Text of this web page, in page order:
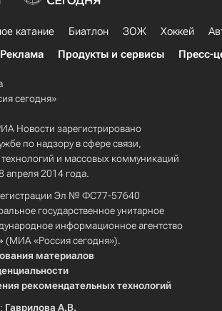
катание Биатлон ЗОЖ Хоккей
Реклама Продукты и сервисы Пресс-
сегодня»
Новости зарегистрировано
по надзору в сфере связи,
и массовых коммуникаций
апреля 2014 года.
Эл № ФС77-57640
государственное унитарное
информационное агентство
(МИА «Россия сегодня»).
материалов
рекомендательных технологий
Гаврилова А.В.